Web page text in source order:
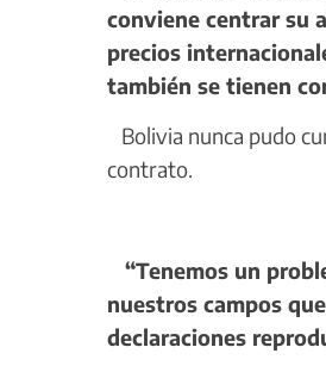
conviene centrar su
precios
también se tienen
Bolivia nunca pudo
contrato.
“Tenemos un
nuestros campos
declaraciones